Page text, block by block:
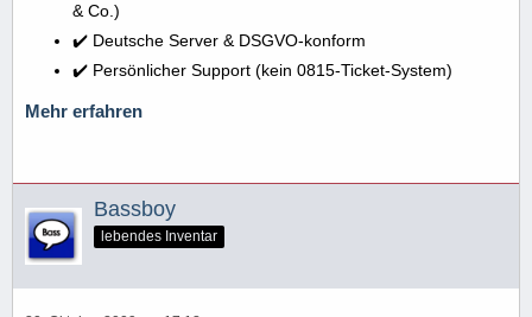
& Co.)
✔️ Deutsche Server & DSGVO-konform
✔️ Persönlicher Support (kein 0815-Ticket-System)
Mehr erfahren
Bassboy
lebendes Inventar